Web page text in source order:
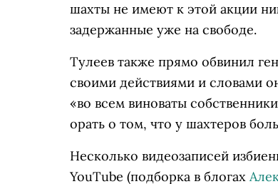
шахты не имеют к этой акции
задержанные уже на свободе.
Тулеев также прямо обвинил
своими действиями и словами
«во всем виноваты
орать о том, что у шахтеров
Несколько видеозаписей
YouTube (подборка в блогах